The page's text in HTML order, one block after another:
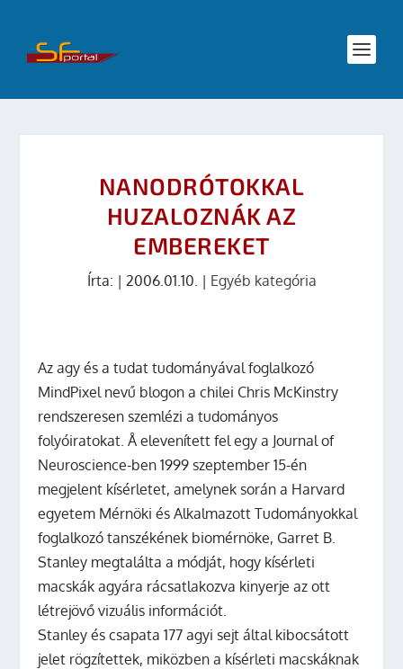
NANODRÓTOKKAL
HUZALOZNÁK AZ
EMBEREKET
Írta: | 2006.01.10. | Egyéb kategória
Az agy és a tudat tudományával foglalkozó
MindPixel nevű blogon a chilei Chris McKinstry
rendszeresen szemlézi a tudományos
folyóiratokat. Å elevenített fel egy a Journal of
Neuroscience-ben 1999 szeptember 15-én
megjelent kísérletet, amelynek során a Harvard
egyetem Mérnöki és Alkalmazott Tudományokkal
foglalkozó tanszékének biomérnöke, Garret B.
Stanley megtalálta a módját, hogy kísérleti
macskák agyára rácsatlakozva kinyerje az ott
létrejövő vizuális információt.
Stanley és csapata 177 agyi sejt által kibocsátott
jelet rögzítettek, miközben a kísérleti macskáknak